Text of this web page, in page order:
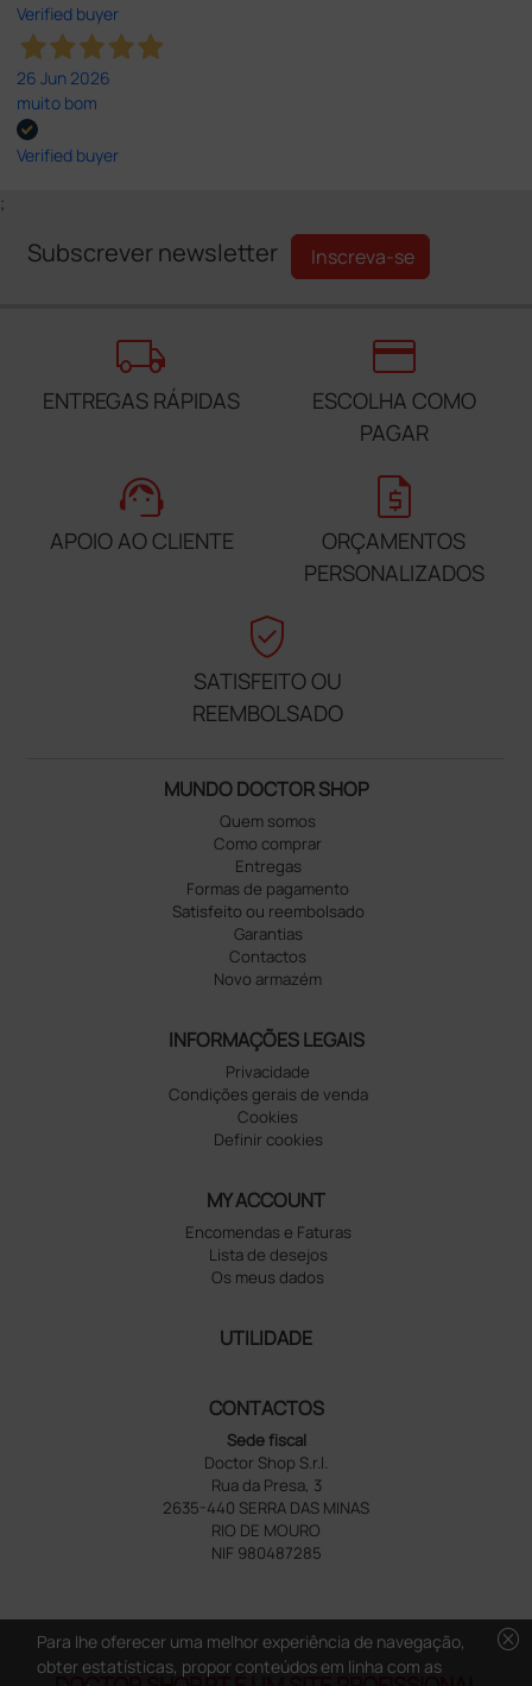
Verified buyer
26 Jun 2026
muito bom
Verified buyer
;
Subscrever newsletter Inscreva-se
local_shipping
ENTREGAS RÁPIDAS
credit_card
ESCOLHA COMO
PAGAR
support_agent
APOIO AO CLIENTE
request_quote
ORÇAMENTOS
PERSONALIZADOS
verified_user
SATISFEITO OU
REEMBOLSADO
MUNDO DOCTOR SHOP
Quem somos
Como comprar
Entregas
Formas de pagamento
Satisfeito ou reembolsado
Garantias
Contactos
Novo armazém
INFORMAÇÕES LEGAIS
Privacidade
Condições gerais de venda
Cookies
Definir cookies
MY ACCOUNT
Encomendas e Faturas
Lista de desejos
Os meus dados
UTILIDADE
CONTACTOS
Sede fiscal
Doctor Shop S.r.l.
Rua da Presa, 3
2635-440 SERRA DAS MINAS
RIO DE MOURO
NIF 980487285
cancel
Para lhe oferecer uma melhor experiência de navegação,
obter estatísticas, propor conteúdos em linha com as